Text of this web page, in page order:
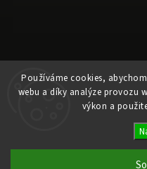
Používáme cookies,
webu a díky analýze provozu
výkon a
Sledovat na Instagramu
Ele Pele
Upravit